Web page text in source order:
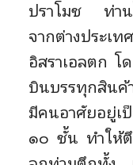
ปราโมช ท่าน
จากต่างประ
อิสราเอลตก โ
บินบรรทุกสินค้
มีคนอาศัยอยู่เ
๑๐ ชั้น ทำให้